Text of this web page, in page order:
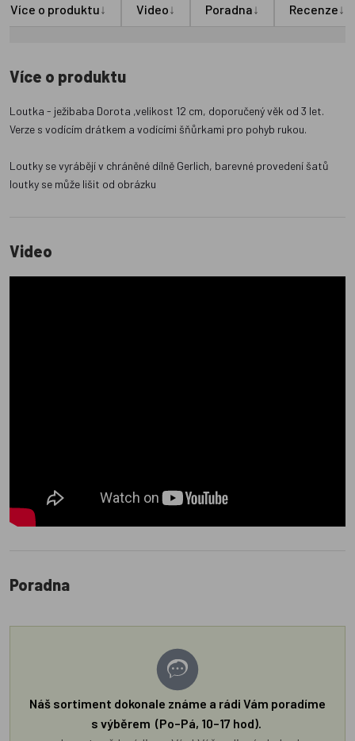
Více o produktu↓ Video↓ Poradna↓ Recenze↓
Více o produktu
Loutka - ježibaba Dorota ,velikost 12 cm, doporučený věk od 3 let.
Verze s vodícím drátkem a vodícími šňůrkami pro pohyb rukou.
Loutky se vyrábějí v chráněné dílně Gerlich, barevné provedení šatů
loutky se může lišit od obrázku
Video
Poradna
Náš sortiment dokonale známe a rádi Vám poradíme
s výběrem (Po–Pá, 10–17 hod).